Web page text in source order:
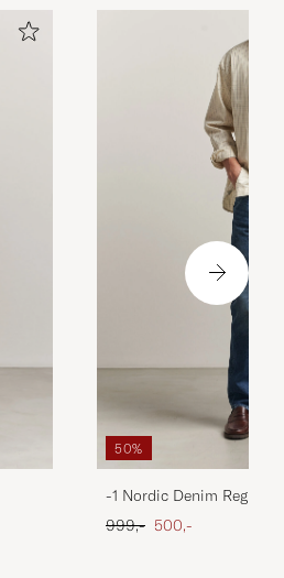
50%
-1 Nordic Denim Regular
Ordinary pris
999,- Nedsat pris
500,-